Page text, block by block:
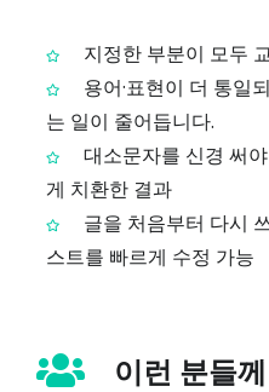
지정한 부분이 모두
용어·표현이 더 통일
는 일이 줄어듭니다.
대소문자를 신경 써
게 치환한 결과
글을 처음부터 다시
스트를 빠르게 수정 가능
이런 분들